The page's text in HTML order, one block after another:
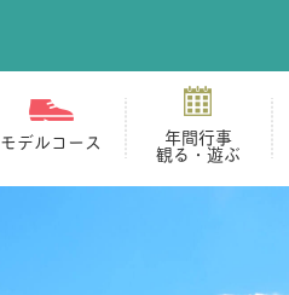
モデルコース 年間行事
観る・遊ぶ